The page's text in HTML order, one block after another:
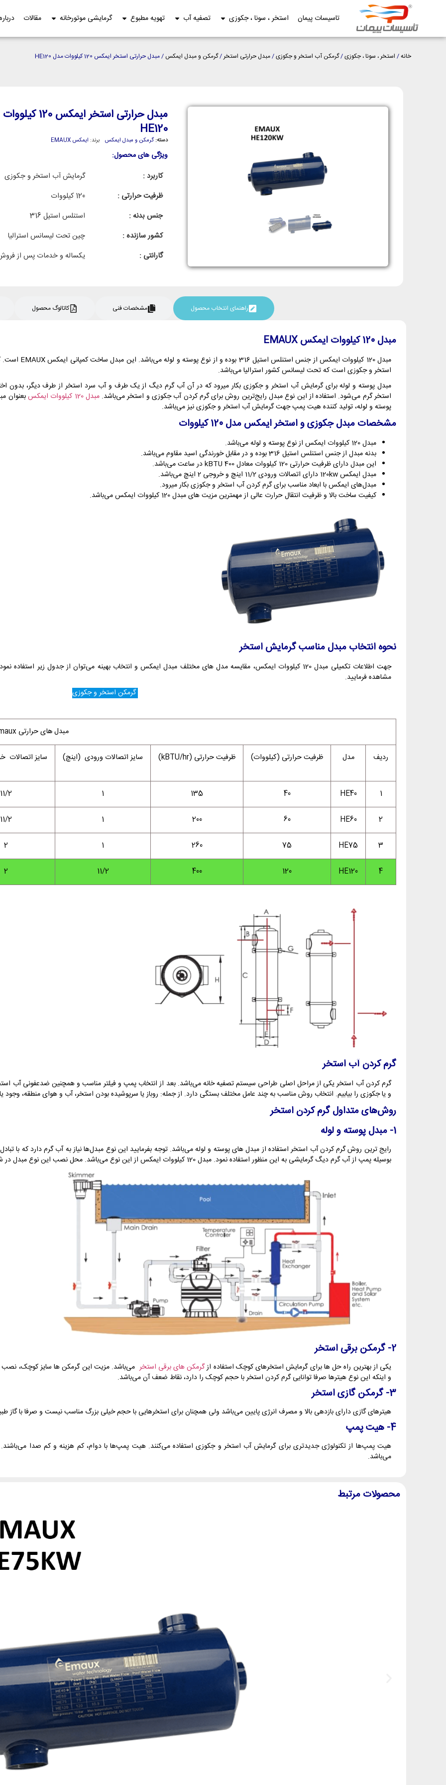
تاسیسات پیمان استخر ، سونا ، جکوزی تصفیه آب تهویه مطبوع گرمایشی موتورخانه مقالات
خانه/ استخر ، سونا ، جکوزی/گرمکن آب استخر و جکوزی/مبدل حرارتی استخر/گرمکن و مبدل ایمکس / مبدل حرارتی استخر ایمکس 120 کیلووات مدل HE120
مبدل حرارتی استخر ایمکس
HE120
دسته:گرمکن و مبدل ایمکس برند: ایمکس EMAUX
ویژگی های محصول:
کاربرد :
گرمایش آب استخر و جکوزی
ظرفیت حرارتی :
120 کیلووات
جنس بدنه :
استنلس استیل 316
کشور سازنده :
چین تحت لیسانس استرالیا
گارانتی :
یکساله و خدمات پس از
راهنمای انتخاب محصول مشخصات فنی کاتالوگ محصول
مبدل 120 کیلووات ایمکس EMAUX
مبدل 120 کیلووات ایمکس از جنس استنلس استیل 316 بوده و از نوع پوسته و لوله می‌باشد. این مبدل ساخت کمپانی ایمکس EMAUX است. کمپانی
استخر و جکوزی است که تحت لیسانس کشور استرالیا می‌باشد.
مبدل پوسته و لوله برای گرمایش آب استخر و جکوزی بکار میرود که در آن آب گرم دیگ از یک طرف و آب سرد استخر از طرف دیگر، بدون
استخر گرم می‌شود. استفاده از این نوع مبدل رایج‌ترین روش برای گرم کردن آب جکوزی و استخر می‌باشد.مبدل 120 کیلووات ایمکس
بعنوان
پوسته و لوله، تولید کننده هیت پمپ جهت گرمایش آب استخر و جکوزی نیز می‌باشد.
مشخصات مبدل جکوزی و استخر ایمکس مدل 120 کیلووات
مبدل 120 کیلووات ایمکس از نوع پوسته و لوله می‌باشد.
بدنه مبدل از جنس استنلس استیل 316 بوده و در مقابل خورندگی اسید مقاوم می‌باشد.
این مبدل دارای ظرفیت حرارتی 120 کیلووات معادل 400 kBTU در ساعت می‌باشد.
مبدل ایمکس 120kw دارای اتصالات ورودی 11/2 اینچ و خروجی 2 اینچ می‌باشد.
مبدل‌های ایمکس با ابعاد مناسب برای گرم کردن آب استخر و جکوزی بکار میرود.
کیفیت ساخت بالا و ظرفیت انتقال حرارت عالی از مهمترین مزیت های مبدل 120 کیلووات ایمکس می‌باشد.
نحوه انتخاب مبدل مناسب گرمایش استخر
جهت اطلاعات تکمیلی مبدل 120 کیلووات ایمکس، مقایسه مدل های مختلف مبدل ایمکس و انتخاب بهینه می‌توان از جدول زیر
مشاهده فرمایید.
گرمکن استخر و جکوزی
مبدل های حرارتی emaux
ردیف مدل ظرفیت حرارتی (کیلووات) ظرفیت حرارتی (kBTU/hr) سایز اتصالات ورودی (اینچ) سایز اتصالات
1
HE40
40
135
1
11/2
2
HE60
60
200
1
11/2
3
HE75
75
260
1
2
4
HE120
120
400
11/2
2
گرم کردن آب استخر
گرم کردن آب استخر یکی از مراحل اصلی طراحی سیستم تصفیه خانه می‌باشد. بعد از انتخاب پمپ و فیلتر مناسب و همچنین ضدعفونی آب
و یا جکوزی را بیابیم. انتخاب روش مناسب به چند عامل مختلف بستگی دارد. از جمله: روباز یا سرپوشیده بودن استخر، آب و هوای منطقه،
روش‌های متداول گرم کردن استخر
1- مبدل پوسته و لوله
رایج ترین روش گرم کردن آب استخر استفاده از مبدل های پوسته و لوله می‌باشد. توجه بفرمایید این نوع مبدل‌ها نیاز به آب گرم دارد که با
بوسیله پمپ از آب گرم دیگ گرمایشی به این منظور استفاده نمود. مبدل 120 کیلووات ایمکس از این نوع می‌باشد. محل نصب این نوع مبدل در شماتیک زیر نمایش داده می‌شود.
2- گرمکن برقی استخر
یکی از بهترین راه حل ها برای گرمایش استخرهای کوچک استفاده ازگرمکن های برقی استخر می‌باشد. مزیت این گرمکن ها سایز کوچک، نصب
و اینکه این نوع هیترها صرفا توانایی گرم کردن استخر با حجم کوچک را دارد، نقاط ضعف آن می‌باشد.
3- گرمکن گازی استخر
هیترهای گازی دارای بازدهی بالا و مصرف انرژی پایین می‌باشد ولی همچنان برای استخرهایی با حجم خیلی بزرگ مناسب نیست و صرفا با گاز
4- هیت پمپ
هیت پمپ‌ها از تکنولوژی جدیدتری برای گرمایش آب استخر و جکوزی استفاده می‌کنند. هیت پمپ‌ها با دوام، کم هزینه و کم صدا
می‌باشد.
محصولات مرتبط